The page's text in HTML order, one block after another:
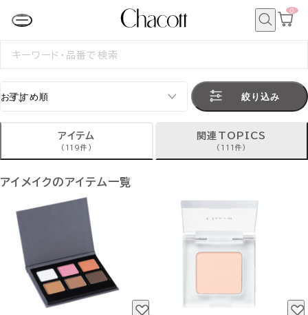
カ
0
検
絞り込み
アイテム
(119件)
関連TOPICS
(111件)
アイメイクのアイテム一覧